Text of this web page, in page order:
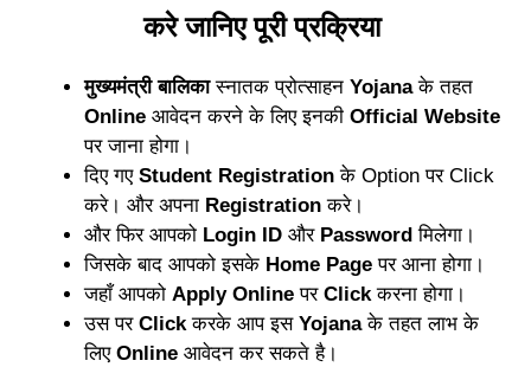
करे जानिए पूरी प्रक्रिया
मुख्यमंत्री बालिकास्नातक प्रोत्साहन Yojanaके तहत
Online आवेदन करने के लिए इनकी Official Website
पर जाना होगा।
दिए गए Student Registration के Option पर Click
करे। और अपना Registration करे।
और फिर आपको Login ID और Password मिलेगा।
जिसके बाद आपको इसके Home Page पर आना होगा।
जहाँ आपको Apply Online पर Clickकरना होगा।
उस पर Clickकरके आप इस Yojanaके तहत लाभ के
लिए Online आवेदन कर सकते है।